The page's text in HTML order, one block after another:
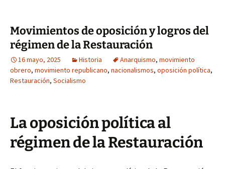
Movimientos de oposición y logros del
régimen de la Restauración
16 mayo, 2025 Historia Anarquismo, movimiento
obrero, movimiento republicano, nacionalismos, oposición política,
Restauración, Socialismo
La oposición política al
régimen de la Restauración